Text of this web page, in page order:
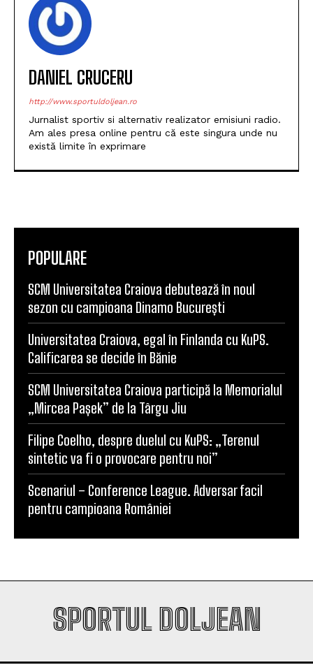
DANIEL CRUCERU
http://www.sportuldoljean.ro
Jurnalist sportiv si alternativ realizator emisiuni radio.
Am ales presa online pentru că este singura unde nu
există limite în exprimare
POPULARE
SCM Universitatea Craiova debutează în noul
sezon cu campioana Dinamo București
Universitatea Craiova, egal în Finlanda cu KuPS.
Calificarea se decide în Bănie
SCM Universitatea Craiova participă la Memorialul
„Mircea Pașek” de la Târgu Jiu
Filipe Coelho, despre duelul cu KuPS: „Terenul
sintetic va fi o provocare pentru noi”
Scenariul – Conference League. Adversar facil
pentru campioana României
SPORTUL DOLJEAN